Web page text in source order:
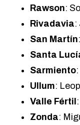
Rawson:
Rivadavia:
San Martín
Santa
Sarmiento
Ullum:
Valle Fértil
Zonda: